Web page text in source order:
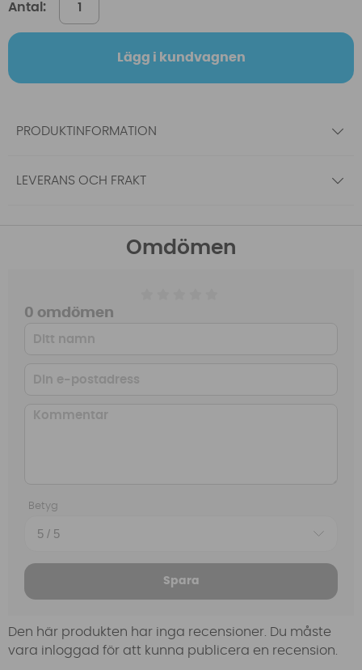
Antal:
Lägg i kundvagnen
PRODUKTINFORMATION
LEVERANS OCH FRAKT
Omdömen
0 omdömen
Betyg
Spara
Den här produkten har inga recensioner. Du måste
vara inloggad för att kunna publicera en recension.